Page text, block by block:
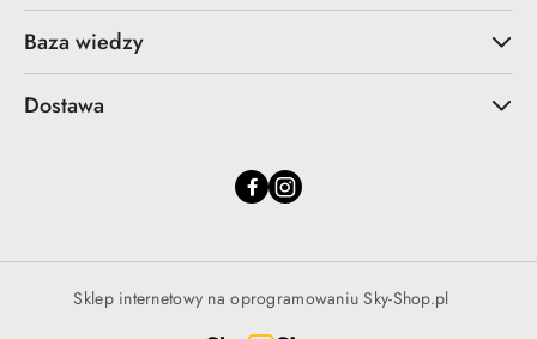
Baza wiedzy
Dostawa
Sklep internetowy na oprogramowaniu Sky-Shop.pl